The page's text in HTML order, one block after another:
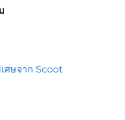
ศษจาก Scoot